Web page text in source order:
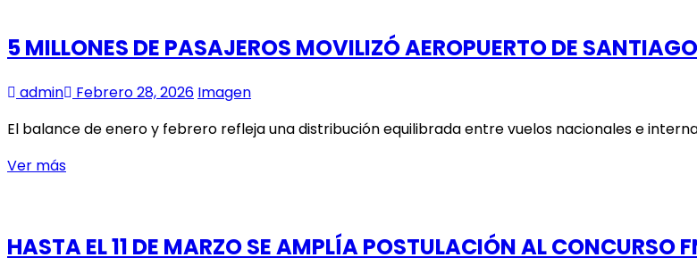
UNIÓN
5 MILLONES DE PASAJEROS MOVILIZÓ AEROPUERTO DE
admin Febrero 28, 2026 Imagen
El balance de enero y febrero refleja una distribución equilibrada entre vuelos nacionales e
Ver más5
MOVILIZÓ
HASTA EL 11 DE MARZO SE AMPLÍA POSTULACIÓN AL CONCURSO